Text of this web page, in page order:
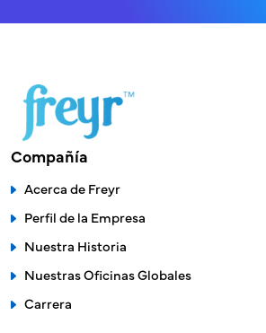
Compañía
Acerca de Freyr
Perfil de la Empresa
Nuestra Historia
Nuestras Oficinas Globales
Carrera